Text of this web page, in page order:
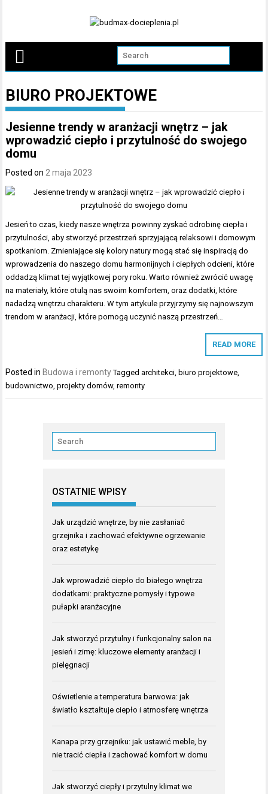
BIURO PROJEKTOWE
Jesienne trendy w aranżacji wnętrz – jak
wprowadzić ciepło i przytulność do swojego
domu
Posted on 2 maja 2023
Jesień to czas, kiedy nasze wnętrza powinny zyskać odrobinę ciepła i
przytulności, aby stworzyć przestrzeń sprzyjającą relaksowi i domowym
spotkaniom. Zmieniające się kolory natury mogą stać się inspiracją do
wprowadzenia do naszego domu harmonijnych i ciepłych odcieni, które
oddadzą klimat tej wyjątkowej pory roku. Warto również zwrócić uwagę
na materiały, które otulą nas swoim komfortem, oraz dodatki, które
nadadzą wnętrzu charakteru. W tym artykule przyjrzymy się najnowszym
trendom w aranżacji, które pomogą uczynić naszą przestrzeń…
READ MORE
Posted in Budowa i remonty Taggedarchitekci, biuro projektowe,
budownictwo,projekty domów,remonty
OSTATNIE WPISY
Jak urządzić wnętrze, by nie zasłaniać
grzejnika i zachować efektywne ogrzewanie
oraz estetykę
Jak wprowadzić ciepło do białego wnętrza
dodatkami: praktyczne pomysły i typowe
pułapki aranżacyjne
Jak stworzyć przytulny i funkcjonalny salon na
jesień i zimę: kluczowe elementy aranżacji i
pielęgnacji
Oświetlenie a temperatura barwowa: jak
światło kształtuje ciepło i atmosferę wnętrza
Kanapa przy grzejniku: jak ustawić meble, by
nie tracić ciepła i zachować komfort w domu
Jak stworzyć ciepły i przytulny klimat we